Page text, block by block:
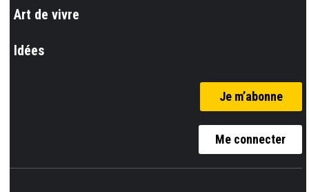
Art de vivre
Idées
Je m’abonne
Me connecter